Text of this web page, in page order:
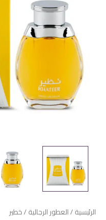
الرئيسية /العطور الرجالية / خطير